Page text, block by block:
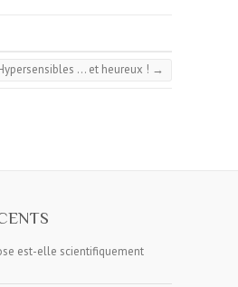
… et heureux ! →
est-elle scientifiquement